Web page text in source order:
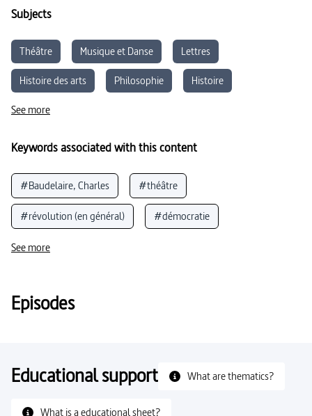
en leurs pouvoirs, pinceaux, plumes ou fusil. Leurs destinées croisées
actuels.
Subjects
Théâtre Musique et Danse
Lettres
Histoire des arts
Philosophie
Histoire
See more
Keywords associated with this content
#Baudelaire, Charles #théâtre
#révolution (en général) #démocratie
#Chopin, Frédéric François
#Nerval, Gerard de
#Flaubert, Gustave #romantisme (littérature)
See more
Episodes
Educational support What are thematics?
What is a educational sheet?